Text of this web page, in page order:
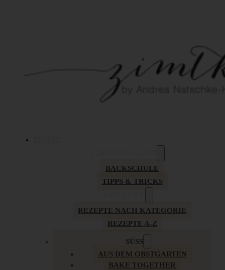
BACKSCHULE
TIPPS & TRICKS
REZEPTE NACH KATEGORIE
REZEPTE A-Z
SÜSS
AUS DEM OBSTGARTEN
BAKE TOGETHER